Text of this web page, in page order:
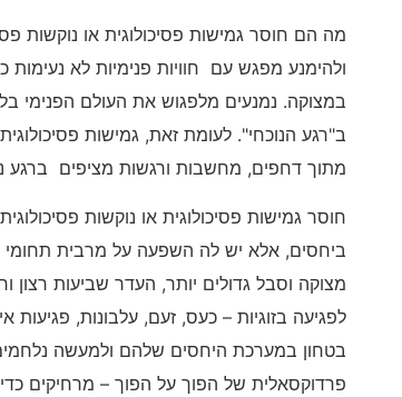
מה הם חוסר גמישות פסיכולוגית או נוקשות
ולהימנע מפגש עם חוויות פנימיות לא
במצוקה. נמנעים מלפגוש את העולם הפנימי
ב"רגע הנוכחי". לעומת זאת, גמישות
מתוך דחפים, מחשבות ורגשות מציפים ברגע
חוסר גמישות פסיכולוגית או נוקשות
ביחסים, אלא יש לה השפעה על מרבית תחומי
מצוקה וסבל גדולים יותר, העדר שביעות רצון
לפגיעה בזוגיות – כעס, זעם, עלבונות, פגיעות
בטחון במערכת היחסים שלהם ולמעשה
פרדוקסאלית של הפוך על הפוך – מרחיקים